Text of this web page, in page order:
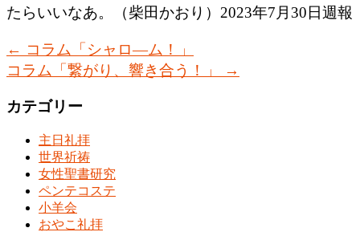
たらいいなあ。（柴田かおり）2023年7月30日週報
← コラム「シャロ―ム！」
コラム「繋がり、響き合う！」
→
カテゴリー
主日礼拝
世界祈祷
女性聖書研究
ペンテコステ
小羊会
おやこ礼拝